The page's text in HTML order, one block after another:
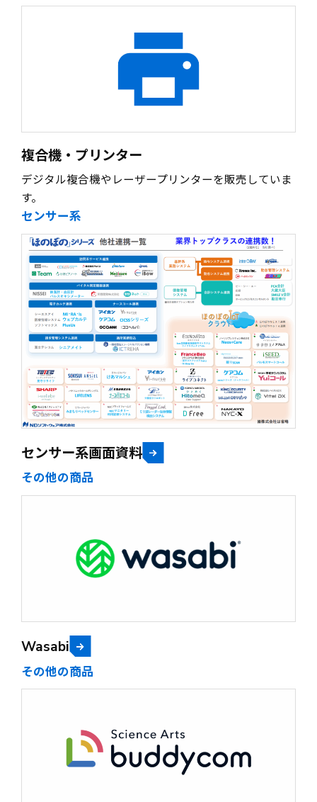
複合機・プリンター
デジタル複合機やレーザープリンターを販売していま
す。
センサー系
センサー系画面資料
その他の商品
Wasabi
その他の商品